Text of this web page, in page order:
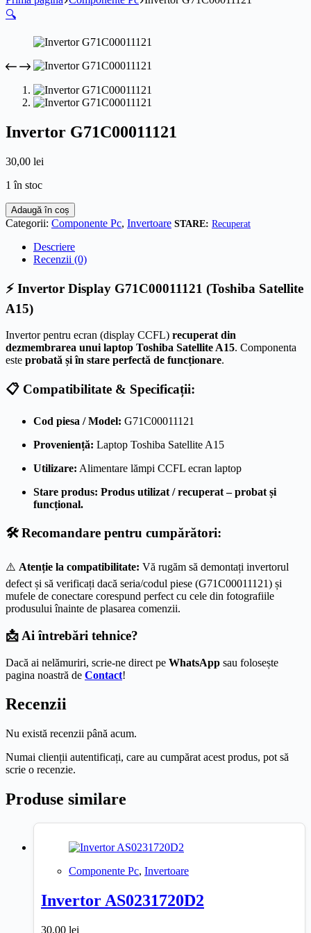
🔍
Invertor G71C00011121
30,00 lei
1 în stoc
Cantitate
Invertor
G71C00011121
Adaugă în coș
Categorii: Componente Pc, Invertoare Recuperat
Descriere
Recenzii (0)
⚡ Invertor Display G71C00011121 (Toshiba Satellite
A15)
Invertor pentru ecran (display CCFL) recuperat din
dezmembrarea unui laptop Toshiba Satellite A15. Componenta
este probată și în stare perfectă de funcționare.
📋 Compatibilitate & Specificații:
Cod piesa / Model: G71C00011121
Proveniență: Laptop Toshiba Satellite A15
Utilizare: Alimentare lămpi CCFL ecran laptop
Stare produs: Produs utilizat / recuperat – probat și
funcțional.
🛠️ Recomandare pentru cumpărători:
⚠️ Atenție la compatibilitate: Vă rugăm să demontați invertorul
defect și să verificați dacă seria/codul piese (G71C00011121) și
mufele de conectare corespund perfect cu cele din fotografiile
produsului înainte de plasarea comenzii.
📩 Ai întrebări tehnice?
Dacă ai nelămuriri, scrie-ne direct pe WhatsApp sau folosește
pagina noastră de Contact!
Recenzii
Nu există recenzii până acum.
Numai clienții autentificați, care au cumpărat acest produs, pot să
scrie o recenzie.
Produse similare
Componente Pc, Invertoare
Invertor AS0231720D2
30,00 lei